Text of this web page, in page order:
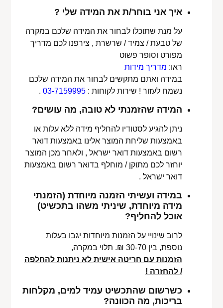
איך אני בוחר/ת את המידה שלי ?
על מנת שתוכלו לבחור את המידה שלכם במקרה
של טבעת / צמיד / שרשרת , צירפנו לכם מדריך
מפורט וסופר פשוט
ראו: מדריך מידות
במידה ואתם מתקשים לבחור את המידה שלכם
נשמח לעזור ! שירות לקוחות :03-7159995
.
המידה שהזמנתי לא טובה, מה עושים?
ניתן להגיע לסטודיו להחליף מידה ללא עלות או
באמצעות שליחת המוצר אלינו באמצעות דואר
רשום באמצעות דואר ישראל , ולאחר מכן המוצר
יוחזר לכם מתוקן / מוחלף בדואר רשום באמצעות
דואר ישראל .
במידה ועשיתי הזמנה מיוחדת (הזמנתי
מידה מיוחדת, שיניתי משהו בתכשיט)
אוכל להחליף?
לרוב שינויי על הזמנות מיוחדות יגבו בעלות
נוספת, בין 30-70 ₪. תלוי במקרה,
הזמנות עם חריטה אישית לא ניתנות להחלפה
/ להחזרה !
כשרשום שהתכשיט עמיד למים, מקלחות
בריכות, מה הכוונה?